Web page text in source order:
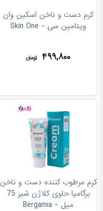
کرم دست و ناخن اسکین وان
ویتامین سی - Skin One
۴۹۹,۸۰۰ تومان
کرم مرطوب کننده دست و ناخن
برگامیا حاوی کلاژن شیر 75
میل - Bergamia